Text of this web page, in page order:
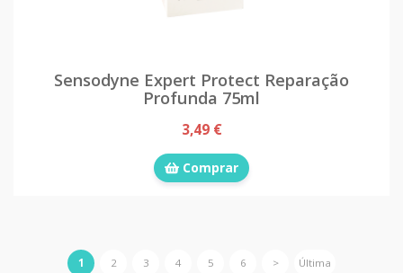
Sensodyne Expert Protect Reparação
Profunda 75ml
3,49 €
Comprar
1 2 3 4 5 6 > Última